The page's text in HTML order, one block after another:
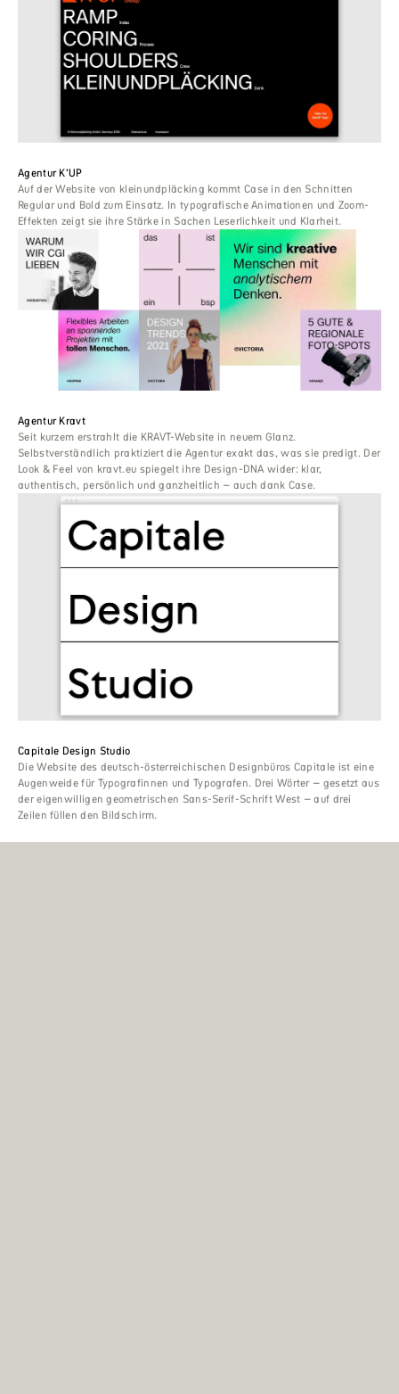
Agentur K’UP
Auf der Website von kleinundpläcking kommt Case in den Schnitten
Regular und Bold zum Einsatz. In typografische Animationen und Zoom-
Effekten zeigt sie ihre Stärke in Sachen Leserlichkeit und Klarheit.
Agentur Kravt
Seit kurzem erstrahlt die KRAVT-Website in neuem Glanz.
Selbstverständlich praktiziert die Agentur exakt das, was sie predigt. Der
Look & Feel von kravt.eu spiegelt ihre Design-DNA wider: klar,
authentisch, persönlich und ganzheitlich – auch dank Case.
Capitale Design Studio
Die Website des deutsch-österreichischen Designbüros Capitale ist eine
Augenweide für Typografinnen und Typografen. Drei Wörter – gesetzt aus
der eigenwilligen geometrischen Sans-Serif-Schrift West – auf drei
Zeilen füllen den Bildschirm.